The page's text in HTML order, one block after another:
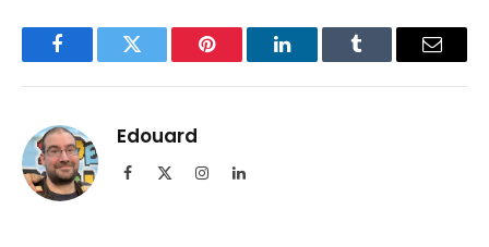
FacebookTwitter Pinterest LinkedInTumblr Email
Edouard
Facebook InstagramLinkedIn